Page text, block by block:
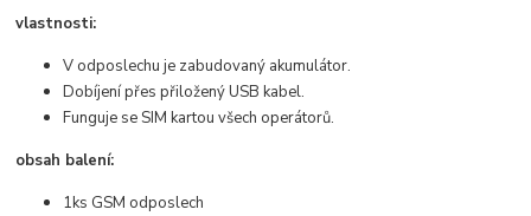
vlastnosti:
V odposlechu je zabudovaný akumulátor.
Dobíjení přes přiložený USB kabel.
Funguje se SIM kartou všech operátorů.
obsah balení:
1ks GSM odposlech